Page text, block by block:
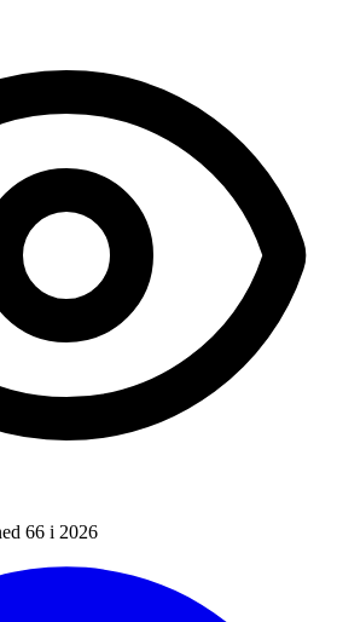
66 i 2026